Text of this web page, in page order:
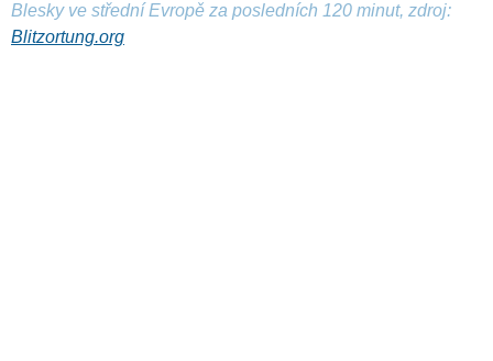
Blesky ve střední Evropě za posledních 120 minut, zdroj:
Blitzortung.org